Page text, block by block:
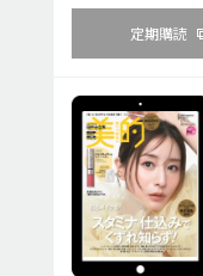
定期購読